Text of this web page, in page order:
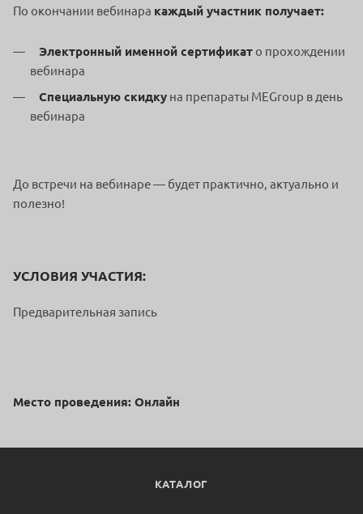
По окончании вебинара каждый участник получает:
Электронный именной сертификато прохождении
вебинара
Специальную скидку на препараты MEGroup в день
вебинара
До встречи на вебинаре — будет практично, актуально и
полезно!
УСЛОВИЯ УЧАСТИЯ:
Предварительная запись
Место проведения: Онлайн
КАТАЛОГ